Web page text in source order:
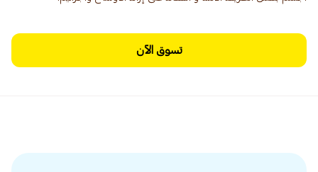
تسوق الآن